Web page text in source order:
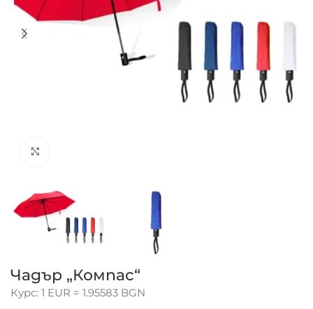
Чадър „Компас“
Курс: 1 EUR = 1.95583 BGN